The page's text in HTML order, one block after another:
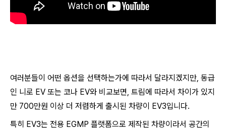
여러분들이 어떤 옵션을 선택하는가에 따라서 달라지겠지만, 동급
인 니로 EV 또는 코나 EV와 비교보면, 트림에 따라서 차이가 있지
만 700만원 이상 더 저렴하게 출시된 차량이 EV3입니다.
특히 EV3는 전용 EGMP 플랫폼으로 제작된 차량이라서 공간의